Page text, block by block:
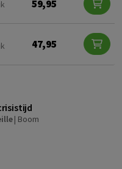
59,95
47,95
| Boom